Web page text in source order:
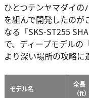
ひとつテンヤマダイ
を組んで開発したのが
なる「SKS-ST255
で、ディープモデルの
より深い場所の攻略に
モデル名
全長
（ft）